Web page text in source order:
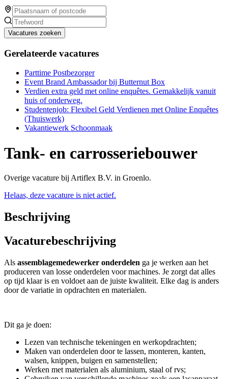
Vacatures zoeken
Gerelateerde vacatures
Parttime Postbezorger
Event Brand Ambassador bij Butternut Box
Verdien extra geld met online enquêtes. Gemakkelijk vanuit
huis of onderweg.
Studentenjob: Flexibel Geld Verdienen met Online Enquêtes
(Thuiswerk)
Vakantiewerk Schoonmaak
Tank- en carrosseriebouwer
Overige vacature bij Artiflex B.V. in Groenlo.
Helaas, deze vacature is niet actief.
Beschrijving
Vacaturebeschrijving
Als assemblagemedewerker onderdelen ga je werken aan het
produceren van losse onderdelen voor machines. Je zorgt dat alles
op tijd klaar is en voldoet aan de juiste kwaliteit. Elke dag is anders
door de variatie in opdrachten en materialen.
Dit ga je doen:
Lezen van technische tekeningen en werkopdrachten;
Maken van onderdelen door te lassen, monteren, kanten,
walsen, knippen, buigen en samenstellen;
Werken met materialen als aluminium, staal of rvs;